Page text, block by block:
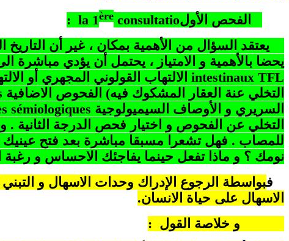
الفحص الأول
la 1ère consultatio
:
يعتقد السؤال من الأهمية بمكان ، غير أن
يحضا بالأهمية و الامتياز ، يحتمل أن يؤدي
intestinaux TFL الالتهاب القولوني المجهري أو
التخلي عنة العقار المشكوك فيه) الفحوص الاضافية
السريري و الأوصاف السيميولوجية sémiologiques
للمصاب . فهل تشعرا مسبقا مباشرة بعد فتح
نومك ؟ و ماذا تفعل حينما يفاجئك الاحساس و
فبواسطة الرجوع الإدراك وحدات الاسهال و
الاسهال على حياة الانسان.
و خلاصة القول :